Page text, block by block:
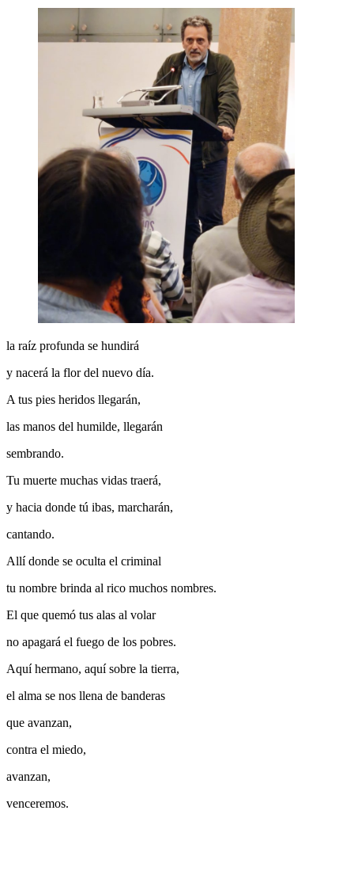
la raíz profunda se hundirá
y nacerá la flor del nuevo día.
A tus pies heridos llegarán,
las manos del humilde, llegarán
sembrando.
Tu muerte muchas vidas traerá,
y hacia donde tú ibas, marcharán,
cantando.
Allí donde se oculta el criminal
tu nombre brinda al rico muchos nombres.
El que quemó tus alas al volar
no apagará el fuego de los pobres.
Aquí hermano, aquí sobre la tierra,
el alma se nos llena de banderas
que avanzan,
contra el miedo,
avanzan,
venceremos.